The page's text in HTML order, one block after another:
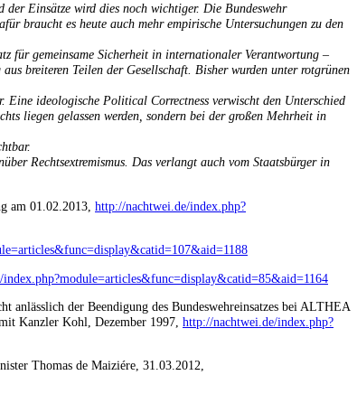
der Einsätze wird dies noch wichtiger. Die Bundeswehr
braucht es heute auch mehr empirische Untersuchungen zu den
für gemeinsame Sicherheit in internationaler Verantwortung –
breiteren Teilen der Gesellschaft. Bisher wurden unter rotgrünen
Eine ideologische Political Correctness verwischt den Unterschied
liegen gelassen werden, sondern bei der großen Mehrheit in
Rechtsextremismus. Das verlangt auch vom Staatsbürger in
am 01.02.2013, http://nachtwei.de/index.php?
index.php?module=articles&func=display&catid=85&aid=1164
anlässlich der Beendigung des Bundeswehreinsatzes bei ALTHEA
Kanzler Kohl, Dezember 1997, http://nachtwei.de/index.php?
Thomas de Maiziére, 31.03.2012,